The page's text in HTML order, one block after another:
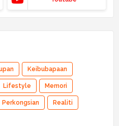
Keibubapaan
Lifestyle Memori
Perkongsian Realiti